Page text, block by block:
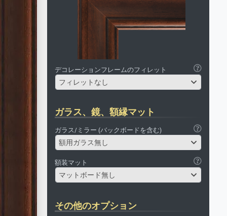
デコレーションフレームのフィレット
フィレットなし
ガラス、鏡、額縁マット
ガラス/ミラー (バックボードを含む)
額用ガラス無し
額装マット
マットボード無し
その他のオプション